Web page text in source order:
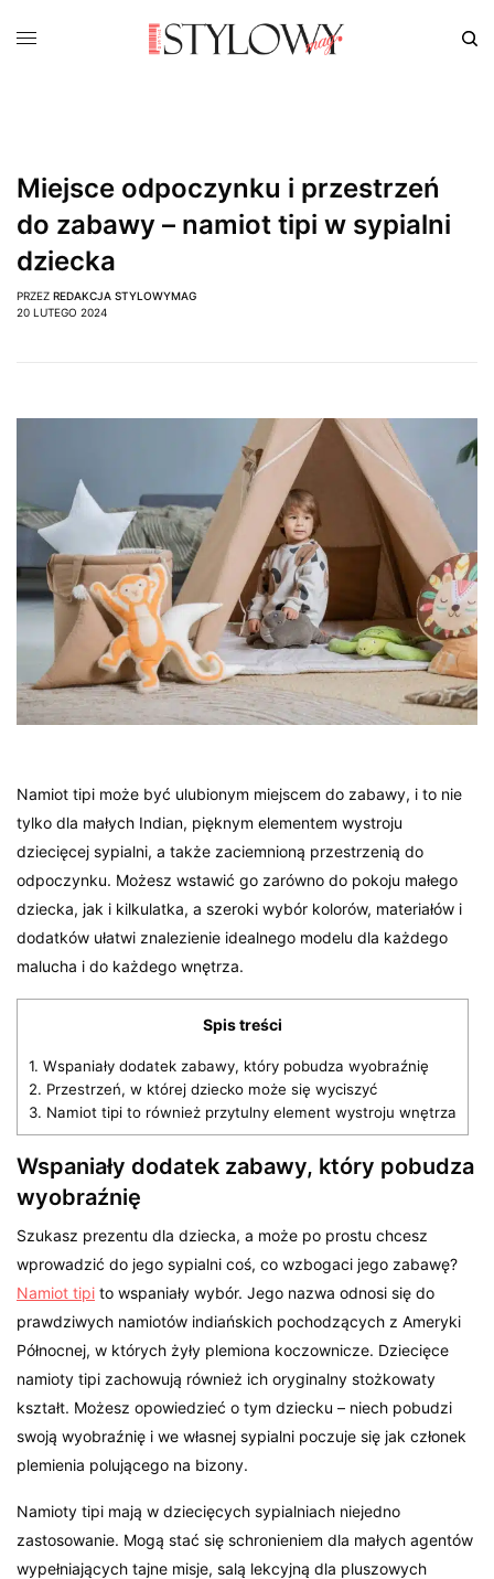
Miejsce odpoczynku i przestrzeń
do zabawy – namiot tipi w sypialni
dziecka
PRZEZ REDAKCJA STYLOWYMAG
20 LUTEGO 2024
Namiot tipi może być ulubionym miejscem do zabawy, i to nie
tylko dla małych Indian, pięknym elementem wystroju
dziecięcej sypialni, a także zaciemnioną przestrzenią do
odpoczynku. Możesz wstawić go zarówno do pokoju małego
dziecka, jak i kilkulatka, a szeroki wybór kolorów, materiałów i
dodatków ułatwi znalezienie idealnego modelu dla każdego
malucha i do każdego wnętrza.
Spis treści
1. Wspaniały dodatek zabawy, który pobudza wyobraźnię
2. Przestrzeń, w której dziecko może się wyciszyć
3. Namiot tipi to również przytulny element wystroju wnętrza
Wspaniały dodatek zabawy, który pobudza
wyobraźnię
Szukasz prezentu dla dziecka, a może po prostu chcesz
wprowadzić do jego sypialni coś, co wzbogaci jego zabawę?
Namiot tipi to wspaniały wybór. Jego nazwa odnosi się do
prawdziwych namiotów indiańskich pochodzących z Ameryki
Północnej, w których żyły plemiona koczownicze. Dziecięce
namioty tipi zachowują również ich oryginalny stożkowaty
kształt. Możesz opowiedzieć o tym dziecku – niech pobudzi
swoją wyobraźnię i we własnej sypialni poczuje się jak członek
plemienia polującego na bizony.
Namioty tipi mają w dziecięcych sypialniach niejedno
zastosowanie. Mogą stać się schronieniem dla małych agentów
wypełniających tajne misje, salą lekcyjną dla pluszowych